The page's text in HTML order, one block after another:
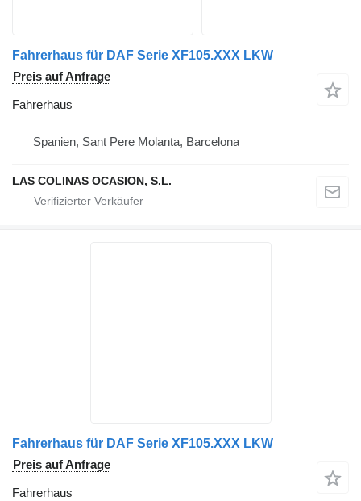
Fahrerhaus für DAF Serie XF105.XXX LKW
Preis auf Anfrage
Fahrerhaus
Spanien, Sant Pere Molanta, Barcelona
LAS COLINAS OCASION, S.L.
Fahrerhaus für DAF Serie XF105.XXX LKW
Preis auf Anfrage
Fahrerhaus